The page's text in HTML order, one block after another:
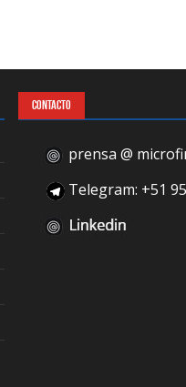
CONTACTO
prensa @
Telegram: +51